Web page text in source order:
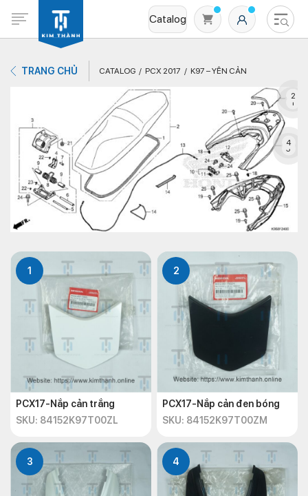
Catalog
Không có sản phẩm nào trong giỏ hàng
TRANG CHỦ CATALOG PCX 2017 K97 – YÊN CẢN
1
2
3
4
1
PCX17-Nắp cản trắng
SKU: 84152K97T00ZL
2
PCX17-Nắp cản đen bóng
SKU: 84152K97T00ZM
3 4